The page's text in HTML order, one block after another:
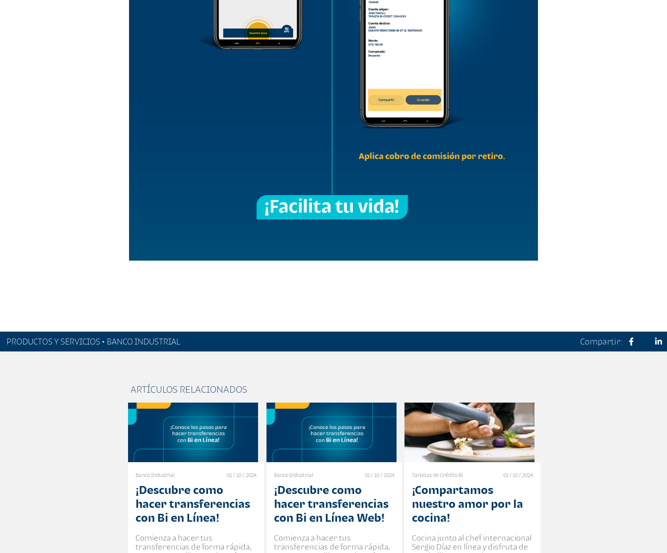
PRODUCTOS Y SERVICIOS • BANCO INDUSTRIAL Compartir:
ARTÍCULOS RELACIONADOS
Banco Industrial 01 / 10 / 2024
¡Descubre como
hacer transferencias
con Bi en Línea!
Comienza a hacer tus
transferencias de forma rápida,
Banco Industrial 01 / 10 / 2024
¡Descubre como
hacer transferencias
con Bi en Línea Web!
Comienza a hacer tus
transferencias de forma rápida,
Tarjetas de Crédito Bi 01 / 10 / 2024
¡Compartamos
nuestro amor por la
cocina!
Cocina junto al chef internacional
Sergio Díaz en línea y disfruta de